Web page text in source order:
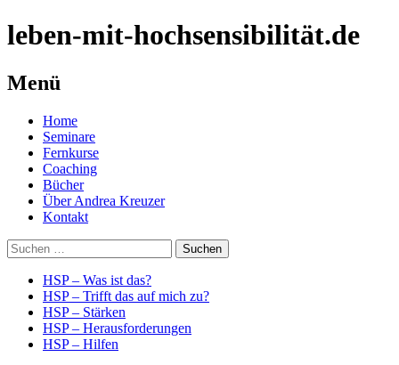
leben-mit-hochsensibilität.de
Menü
Springe
zum
Inhalt
Home
Seminare
Fernkurse
Coaching
Bücher
Über Andrea Kreuzer
Kontakt
Suchen
nach:
HSP – Was ist das?
HSP – Trifft das auf mich zu?
HSP – Stärken
HSP – Herausforderungen
HSP – Hilfen